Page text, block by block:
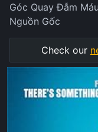
Góc Quay Đẫm
Nguồn Gốc
Check our